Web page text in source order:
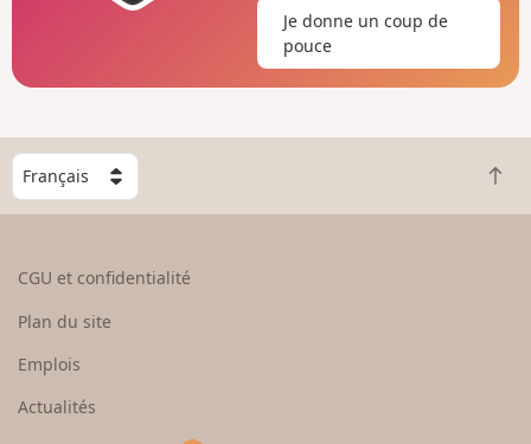
Je donne un coup de
pouce
C
o
e
u
R
e
CGU et confidentialité
Plan du site
Emplois
Actualités